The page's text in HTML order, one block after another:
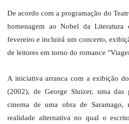
De acordo com a programação do
homenagem ao Nobel da
fevereiro e incluirá um concerto,
de leitores em torno do romance
A iniciativa arranca com a exibição
(2002), de George Sluizer, uma das
cinema de uma obra de Saramago,
realidade alternativa no qual o